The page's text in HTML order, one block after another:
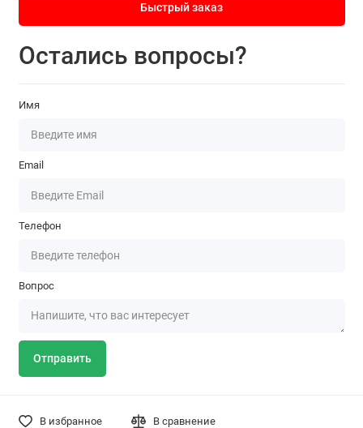
Быстрый заказ
Остались вопросы?
Имя
Email
Телефон
Вопрос
Отправить
В избранное В сравнение